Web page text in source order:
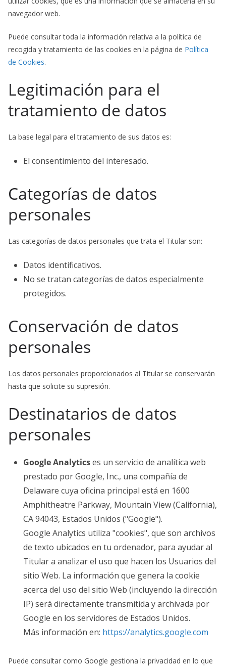
navegador web.
Puede consultar toda la información relativa a la política de
recogida y tratamiento de las cookies en la página de Política
de Cookies.
Legitimación para el
tratamiento de datos
La base legal para el tratamiento de sus datos es:
El consentimiento del interesado.
Categorías de datos
personales
Las categorías de datos personales que trata el Titular son:
Datos identificativos.
No se tratan categorías de datos especialmente
protegidos.
Conservación de datos
personales
Los datos personales proporcionados al Titular se conservarán
hasta que solicite su supresión.
Destinatarios de datos
personales
Google Analyticses un servicio de analítica web
prestado por Google, Inc., una compañía de
Delaware cuya oficina principal está en 1600
Amphitheatre Parkway, Mountain View (California),
CA 94043, Estados Unidos ("Google").
Google Analytics utiliza "cookies", que son archivos
de texto ubicados en tu ordenador, para ayudar al
Titular a analizar el uso que hacen los Usuarios del
sitio Web. La información que genera la cookie
acerca del uso del sitio Web (incluyendo la dirección
IP) será directamente transmitida y archivada por
Google en los servidores de Estados Unidos.
Más información en: https://analytics.google.com
Puede consultar como Google gestiona la privacidad en lo que